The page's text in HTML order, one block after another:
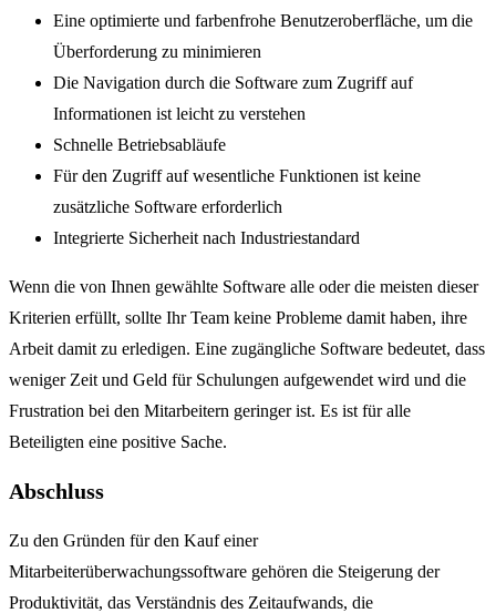
Eine optimierte und farbenfrohe Benutzeroberfläche, um die
Überforderung zu minimieren
Die Navigation durch die Software zum Zugriff auf
Informationen ist leicht zu verstehen
Schnelle Betriebsabläufe
Für den Zugriff auf wesentliche Funktionen ist keine
zusätzliche Software erforderlich
Integrierte Sicherheit nach Industriestandard
Wenn die von Ihnen gewählte Software alle oder die meisten dieser
Kriterien erfüllt, sollte Ihr Team keine Probleme damit haben, ihre
Arbeit damit zu erledigen. Eine zugängliche Software bedeutet, dass
weniger Zeit und Geld für Schulungen aufgewendet wird und die
Frustration bei den Mitarbeitern geringer ist. Es ist für alle
Beteiligten eine positive Sache.
Abschluss
Zu den Gründen für den Kauf einer
Mitarbeiterüberwachungssoftware gehören die Steigerung der
Produktivität, das Verständnis des Zeitaufwands, die